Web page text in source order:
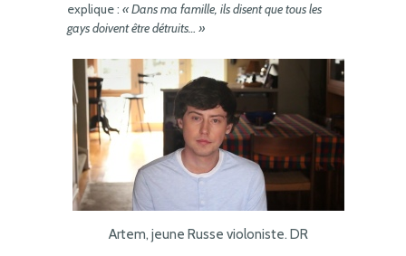
explique : « Dans ma famille, ils disent que tous les
gays doivent être détruits… »
Artem, jeune Russe violoniste. DR